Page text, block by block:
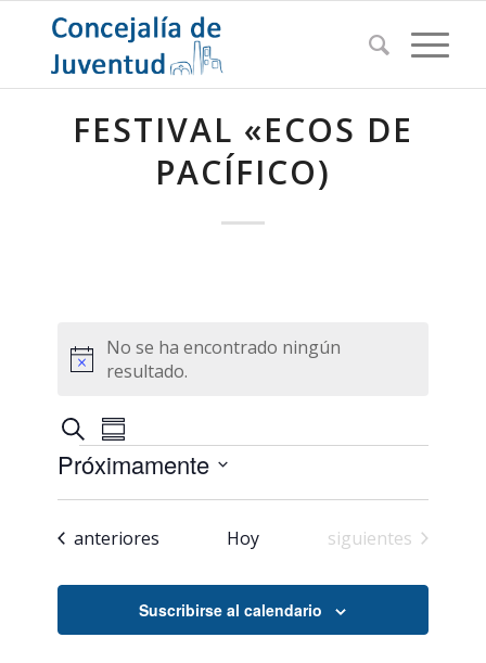
FESTIVAL «ECOS DE
PACÍFICO)
Aviso
No se ha encontrado ningún
resultado.
Navegación
de
búsqueda
y
vistas
de
Eventos
BuscarNavegación
de
vistas
de
Resumen
Eventos
Próximamente
Seleccionar
Eventos
anteriores Hoy Eventos
siguientes
Suscribirse al calendario